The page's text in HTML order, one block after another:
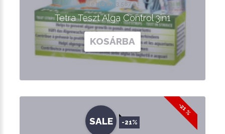
Nettó ár: 3,587 Ft
Tetra Teszt Alga Control 3in1
KOSÁRBA
-21 %
SALE -21%